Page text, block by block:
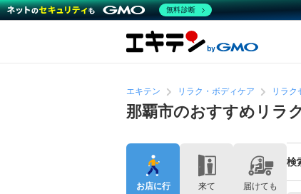
エキテン リラク・ボディケア リラク
那覇市のおすすめリラ
検
お店に行
来て
届けても
無料診断